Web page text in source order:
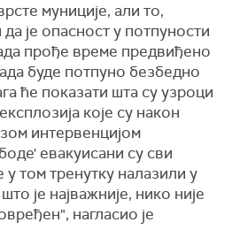
муниције, али то,
је опасност у потпуности
прође време предвиђено
буде потпуно безбедно
ће показати шта су узроци
које су након
интервенцијом
евакуисани су сви
у том тренутку налазили у
је најважније, нико није
нагласио је